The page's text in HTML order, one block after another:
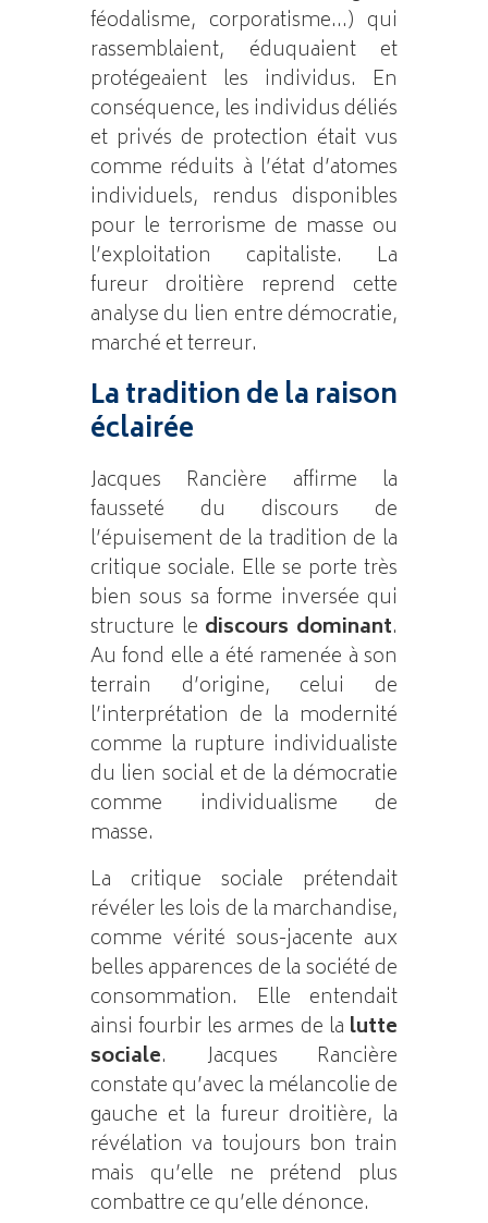
féodalisme, corporatisme…) qui
rassemblaient, éduquaient et
protégeaient les individus. En
conséquence, les individus déliés
et privés de protection était vus
comme réduits à l’état d’atomes
individuels, rendus disponibles
pour le terrorisme de masse ou
l’exploitation capitaliste. La
fureur droitière reprend cette
analyse du lien entre démocratie,
marché et terreur.
La tradition de la raison
éclairée
Jacques Rancière affirme la
fausseté du discours de
l’épuisement de la tradition de la
critique sociale. Elle se porte très
bien sous sa forme inversée qui
structure le discours dominant.
Au fond elle a été ramenée à son
terrain d’origine, celui de
l’interprétation de la modernité
comme la rupture individualiste
du lien social et de la démocratie
comme individualisme de
masse.
La critique sociale prétendait
révéler les lois de la marchandise,
comme vérité sous-jacente aux
belles apparences de la société de
consommation. Elle entendait
ainsi fourbir les armes de la lutte
sociale. Jacques Rancière
constate qu’avec la mélancolie de
gauche et la fureur droitière, la
révélation va toujours bon train
mais qu’elle ne prétend plus
combattre ce qu’elle dénonce.